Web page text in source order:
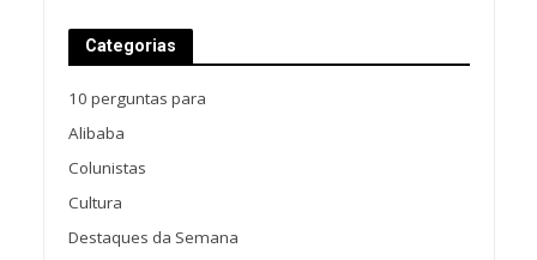
Categorias
10 perguntas para
Alibaba
Colunistas
Cultura
Destaques da Semana